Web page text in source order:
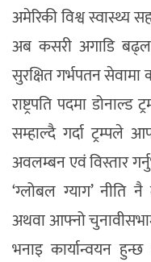
अमेरिकी विश्व स्वास्थ्य
अब कसरी अगाडि
सुरक्षित गर्भपतन
राष्ट्रपति पदमा
सम्हाल्दै गर्दा ट्रम्पले
अवलम्बन एवं विस्तार
‘ग्लोबल ग्याग’ नीति
अथवा आफ्नो
भनाइ कार्यान्वयन